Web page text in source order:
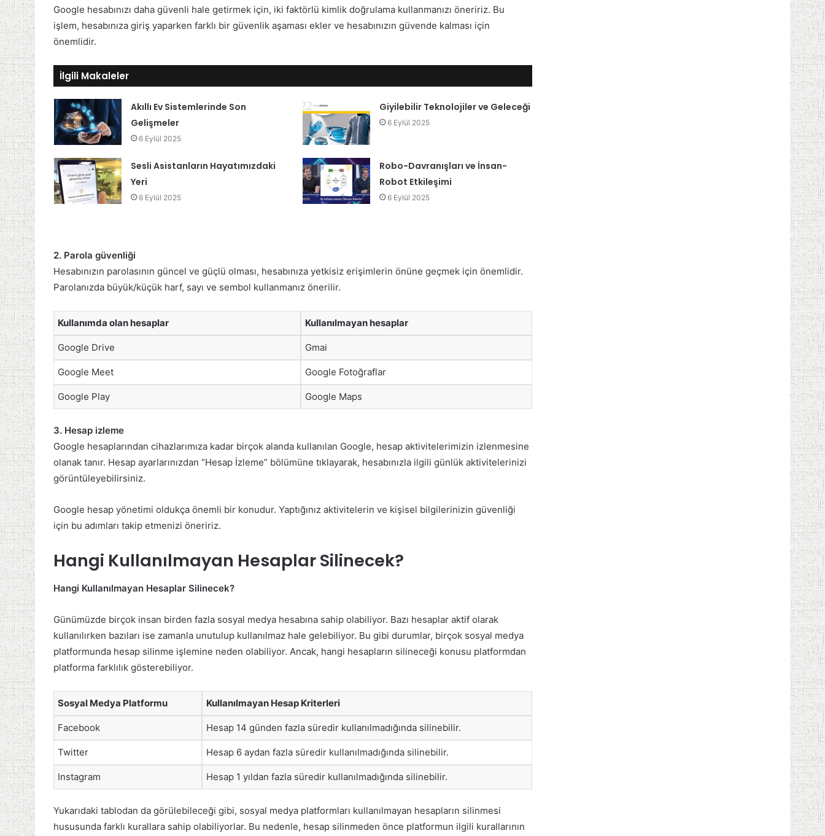
Google hesabınızı daha güvenli hale getirmek için, iki faktörlü kimlik doğrulama kullanmanızı öneririz. Bu
işlem, hesabınıza giriş yaparken farklı bir güvenlik aşaması ekler ve hesabınızın güvende kalması için
önemlidir.
İlgili Makaleler
Akıllı Ev Sistemlerinde Son
Gelişmeler
6 Eylül 2025
Giyilebilir Teknolojiler ve Geleceği
6 Eylül 2025
Sesli Asistanların Hayatımızdaki
Yeri
6 Eylül 2025
Robo-Davranışları ve İnsan-
Robot Etkileşimi
6 Eylül 2025
2. Parola güvenliği
Hesabınızın parolasının güncel ve güçlü olması, hesabınıza yetkisiz erişimlerin önüne geçmek için önemlidir.
Parolanızda büyük/küçük harf, sayı ve sembol kullanmanız önerilir.
Kullanımda olan hesaplar Kullanılmayan hesaplar
Google Drive Gmai
Google Meet Google Fotoğraflar
Google Play Google Maps
3. Hesap izleme
Google hesaplarından cihazlarımıza kadar birçok alanda kullanılan Google, hesap aktivitelerimizin izlenmesine
olanak tanır. Hesap ayarlarınızdan “Hesap İzleme” bölümüne tıklayarak, hesabınızla ilgili günlük aktivitelerinizi
görüntüleyebilirsiniz.
Google hesap yönetimi oldukça önemli bir konudur. Yaptığınız aktivitelerin ve kişisel bilgilerinizin güvenliği
için bu adımları takip etmenizi öneririz.
Hangi Kullanılmayan Hesaplar Silinecek?
Hangi Kullanılmayan Hesaplar Silinecek?
Günümüzde birçok insan birden fazla sosyal medya hesabına sahip olabiliyor. Bazı hesaplar aktif olarak
kullanılırken bazıları ise zamanla unutulup kullanılmaz hale gelebiliyor. Bu gibi durumlar, birçok sosyal medya
platformunda hesap silinme işlemine neden olabiliyor. Ancak, hangi hesapların silineceği konusu platformdan
platforma farklılık gösterebiliyor.
Sosyal Medya Platformu Kullanılmayan Hesap Kriterleri
Facebook Hesap 14 günden fazla süredir kullanılmadığında silinebilir.
Twitter Hesap 6 aydan fazla süredir kullanılmadığında silinebilir.
Instagram Hesap 1 yıldan fazla süredir kullanılmadığında silinebilir.
Yukarıdaki tablodan da görülebileceği gibi, sosyal medya platformları kullanılmayan hesapların silinmesi
hususunda farklı kurallara sahip olabiliyorlar. Bu nedenle, hesap silinmeden önce platformun ilgili kurallarının